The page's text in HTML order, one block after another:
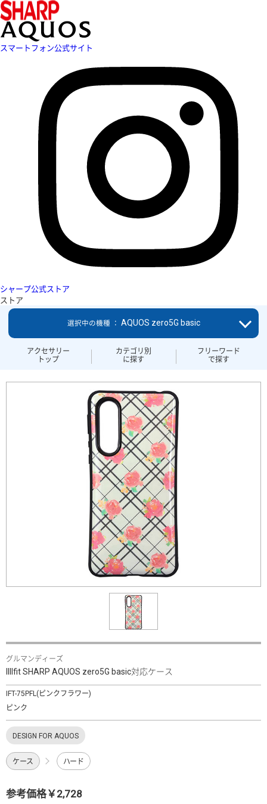
スマートフォン公式サイト
シャープ公式ストア
ストア
アクセサリー
トップ
カテゴリ別
に探す
フリーワード
で探す
選択中の機種 ： AQUOS zero5G basic
グルマンディーズ
IIIIfit SHARP AQUOS zero5G basic対応ケース
IFT-75PFL(ピンクフラワー)
ピンク
DESIGN FOR AQUOS
ケース ハード
参考価格￥2,728